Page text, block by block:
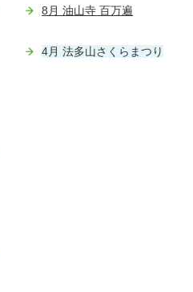
8月 油山寺 百万遍
4月 法多山さくらまつり